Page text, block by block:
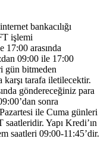
bankacılığı
işlemi
17:00 arasında
09:00 ile 17:00
gün bitmeden
tarafa iletilecektir.
göndereceğiniz para
sonra
ile Cuma günleri
saatleridir. Yapı Kredi’ın
saatleri 09:00-11:45’dir.